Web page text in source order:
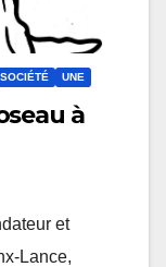
SOCIÉTÉ UNE
à
et
Lance,